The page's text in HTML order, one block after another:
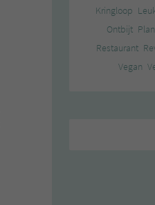
Kringloop
Ontbijt
Restaurant
Vegan